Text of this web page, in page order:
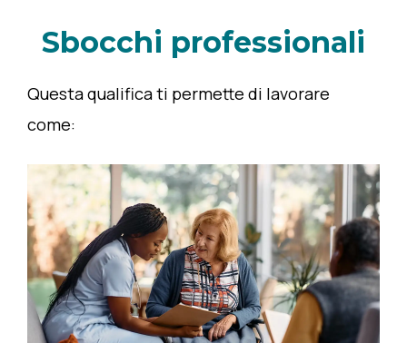
Sbocchi professionali
Questa qualifica ti permette di lavorare
come: